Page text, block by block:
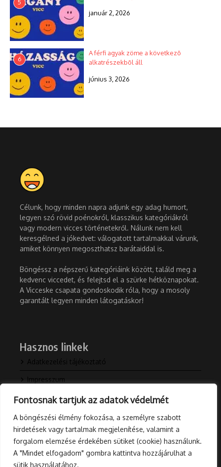
Fontosnak tartjuk az adatok védelmét
A böngészési élmény fokozása, a személyre szabott
hirdetések vagy tartalmak megjelenítése, valamint a
forgalom elemzése érdekében sütiket (cookie) használunk.
A "Mindet elfogadom" gombra kattintva hozzájárulhat a
sütik használatához.
5
január 2, 2026
6
A férfi agyak zöme a következõ
alkatrészekbõl áll
június 3, 2026
Célunk, hogy minden napra adjunk egy adag humort,
legyen szó rövid poénokról, klasszikus kategóriákról
vagy modern vicces történetekről. Nálunk nem kell
keresgélned a jókedvet: válogatott tartalmakkal várunk,
amiket könnyen megoszthatsz barátaiddal is.
Böngéssz a népszerű kategóriáink között, találd meg a
kedvenc viccedet, és felejtsd el a szürke hétköznapokat.
A Vicceske csapata gondoskodik róla, hogy a mosoly
garantált legyen minden látogatáskor!
Hasznos linkek
Adatkezelési tájékoztató
Impresszum
Kapcsolat
Rólunk
Blog